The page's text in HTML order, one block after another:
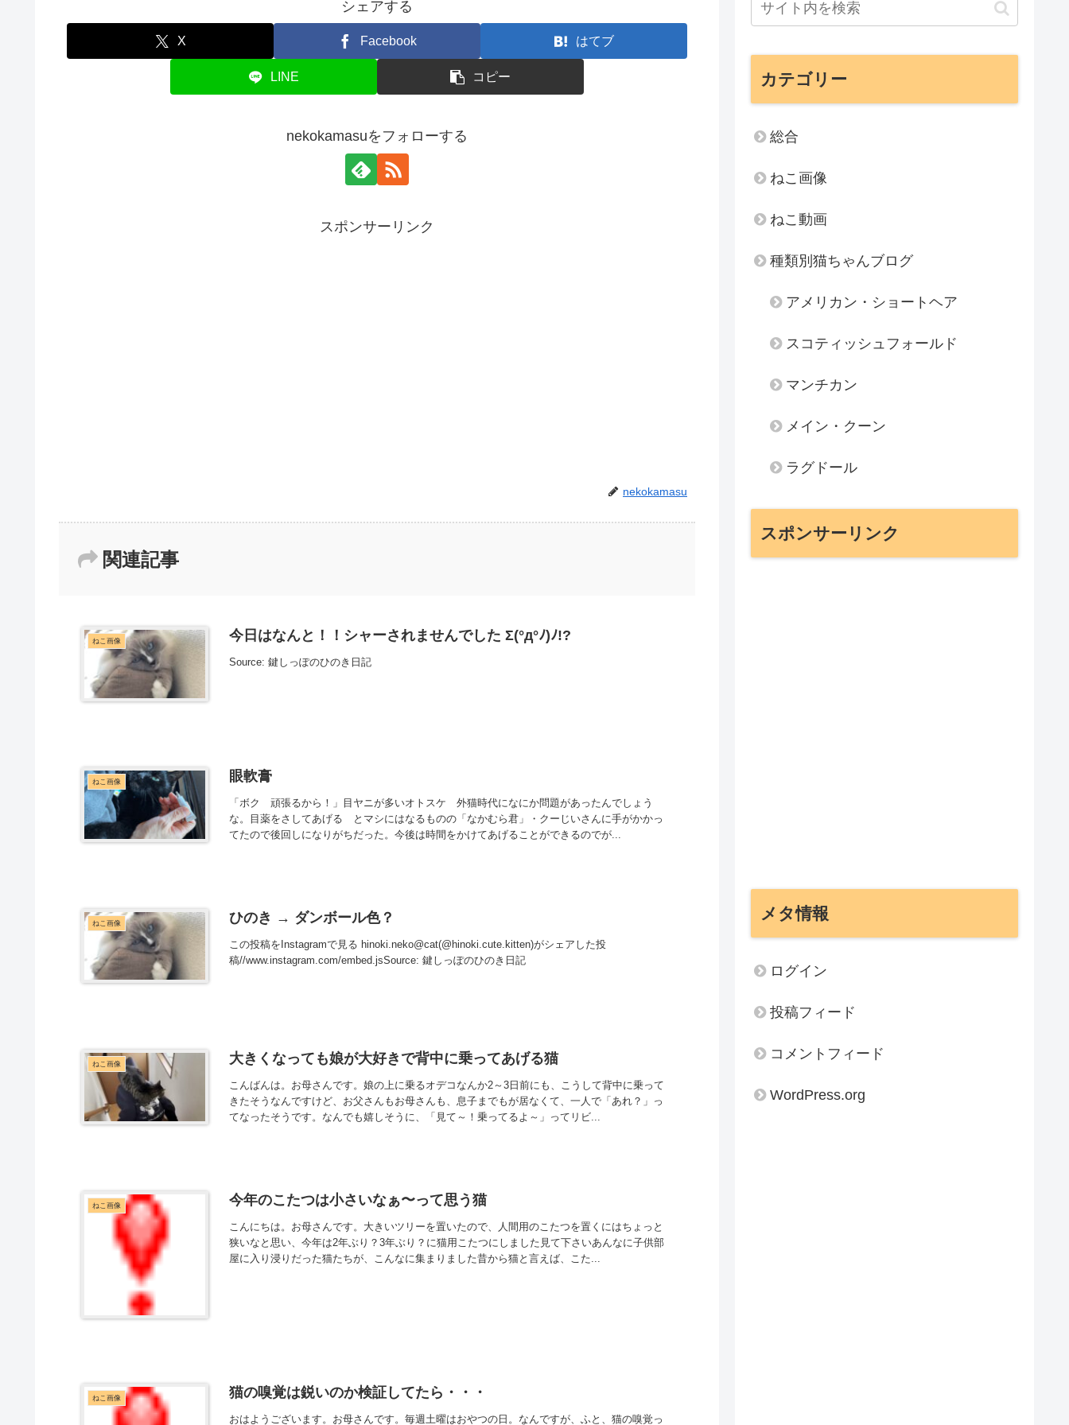
シェアする
X Facebook はてブ
LINE コピー
nekokamasuをフォローする
スポンサーリンク
nekokamasu
関連記事
ねこ画像 今日はなんと！！シャーされませんでした Σ(°д°ﾉ)ﾉ!?
Source: 鍵しっぽのひのき日記
ねこ画像 眼軟膏
「ボク 頑張るから！」目ヤニが多いオトスケ 外猫時代になにか問題があったんでしょう
な。目薬をさしてあげる とマシにはなるものの「なかむら君」・クーじいさんに手がかかっ
てたので後回しになりがちだった。今後は時間をかけてあげることができるのでが...
ねこ画像 ひのき → ダンボール色？
この投稿をInstagramで見る hinoki.neko@cat(@hinoki.cute.kitten)がシェアした投
稿//www.instagram.com/embed.jsSource: 鍵しっぽのひのき日記
ねこ画像 大きくなっても娘が大好きで背中に乗ってあげる猫
こんばんは。お母さんです。娘の上に乗るオデコなんか2～3日前にも、こうして背中に乗って
きたそうなんですけど、お父さんもお母さんも、息子までもが居なくて、一人で「あれ？」っ
てなったそうです。なんでも嬉しそうに、「見て～！乗ってるよ～」ってリビ...
ねこ画像 今年のこたつは小さいなぁ〜って思う猫
こんにちは。お母さんです。大きいツリーを置いたので、人間用のこたつを置くにはちょっと
狭いなと思い、今年は2年ぶり？3年ぶり？に猫用こたつにしました見て下さいあんなに子供部
屋に入り浸りだった猫たちが、こんなに集まりました昔から猫と言えば、こた...
ねこ画像 猫の嗅覚は鋭いのか検証してたら・・・
おはようございます。お母さんです。毎週土曜はおやつの日。なんですが、ふと、猫の嗅覚っ
カテゴリー
総合
ねこ画像
ねこ動画
種類別猫ちゃんブログ
アメリカン・ショートヘア
スコティッシュフォールド
マンチカン
メイン・クーン
ラグドール
スポンサーリンク
メタ情報
ログイン
投稿フィード
コメントフィード
WordPress.org